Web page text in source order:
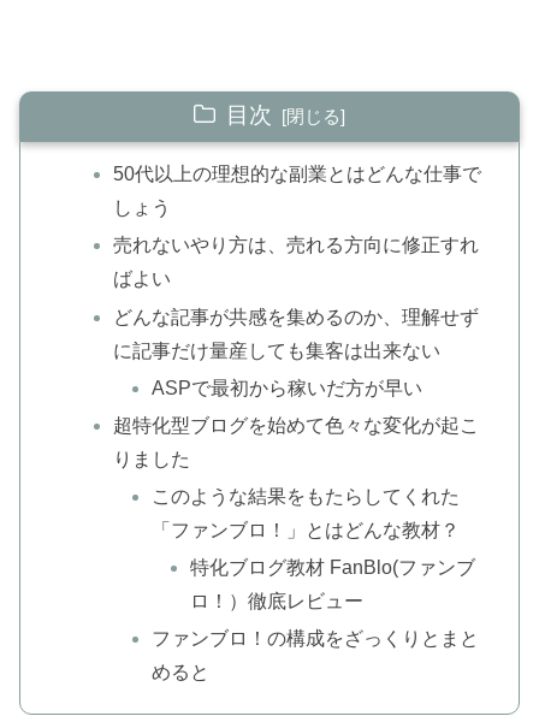
目次
50代以上の理想的な副業とはどんな仕事で
しょう
売れないやり方は、売れる方向に修正すれ
ばよい
どんな記事が共感を集めるのか、理解せず
に記事だけ量産しても集客は出来ない
ASPで最初から稼いだ方が早い
超特化型ブログを始めて色々な変化が起こ
りました
このような結果をもたらしてくれた
「ファンブロ！」とはどんな教材？
特化ブログ教材 FanBlo(ファンブ
ロ！）徹底レビュー
ファンブロ！の構成をざっくりとまと
めると